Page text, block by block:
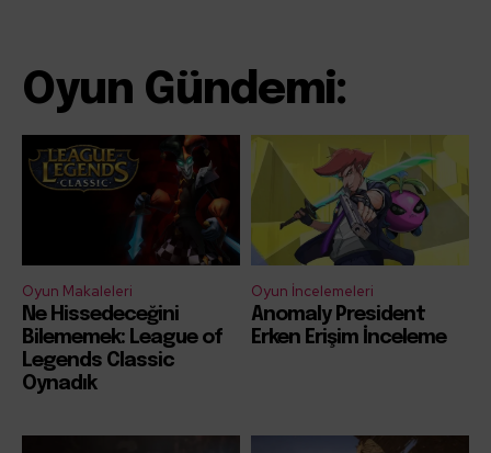
Oyun Gündemi:
Oyun Makaleleri
Ne Hissedeceğini
Bilememek: League of
Legends Classic
Oynadık
Oyun İncelemeleri
Anomaly President
Erken Erişim İnceleme